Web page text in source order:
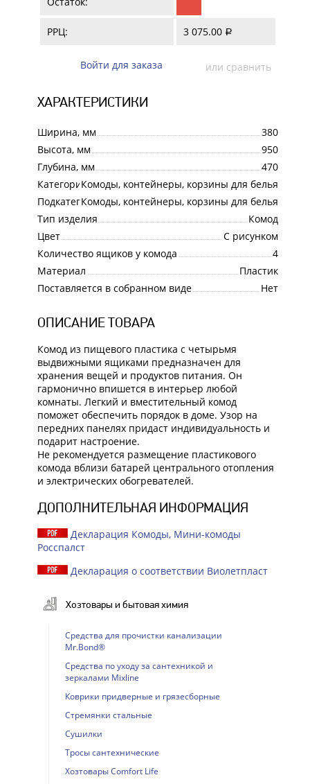
РРЦ: 3 075.00 a
Войти для заказа или сравнить
ХАРАКТЕРИСТИКИ
Ширина, мм
380
Высота, мм
950
Глубина, мм
470
КатегорияКомоды, контейнеры, корзины для белья
ПодкатегорияКомоды, контейнеры, корзины для белья
Тип изделия
Комод
Цвет
С рисунком
Количество ящиков у комода
4
Материал
Пластик
Поставляется в собранном виде
Нет
ОПИСАНИЕ ТОВАРА
Комод из пищевого пластика с четырьмя
выдвижными ящиками предназначен для
хранения вещей и продуктов питания. Он
гармонично впишется в интерьер любой
комнаты. Легкий и вместительный комод
поможет обеспечить порядок в доме. Узор на
передних панелях придаст индивидуальность и
подарит настроение.
Не рекомендуется размещение пластикового
комода вблизи батарей центрального отопления
и электрических обогревателей.
ДОПОЛНИТЕЛЬНАЯ ИНФОРМАЦИЯ
Декларация Комоды, Мини-комоды
Росспалст
Декларация о соответствии Виолетпласт
Хозтовары и бытовая химия
Cредства для прочистки канализации
Mr.Bond®
Cредства по уходу за сантехникой и
зеркалами Mixline
Коврики придверные и грязесборные
Стремянки стальные
Сушилки
Тросы сантехнические
Хозтовары Comfort Life